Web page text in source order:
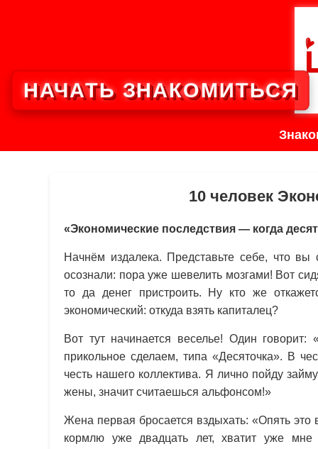
10 человек
«Экономические последствия — когда
Начнём издалека. Представьте себе, что
осознали: пора уже шевелить мозгами! Вот
то да денег пристроить. Ну кто же
экономический: откуда взять капиталец?
Вот тут начинается веселье! Один
прикольное сделаем, типа «Десяточка». В
честь нашего коллектива. Я лично пойду
жены, значит считаешься альфонсом!»
Жена первая бросается вздыхать: «Опять
кормлю уже двадцать лет, хватит уже
НАЧАТЬ ЗНАКОМИТЬСЯ